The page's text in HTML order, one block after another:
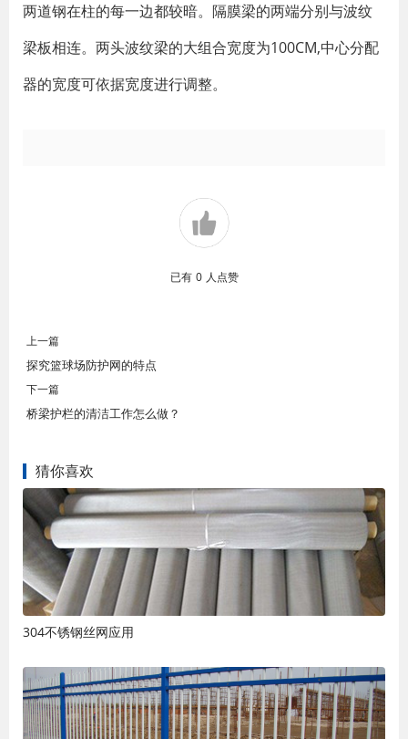
两道钢在柱的每一边都较暗。隔膜梁的两端分别与波纹
梁板相连。两头波纹梁的大组合宽度为100CM,中心分配
器的宽度可依据宽度进行调整。
已有 0 人点赞
上一篇
探究篮球场防护网的特点
下一篇
桥梁护栏的清洁工作怎么做？
猜你喜欢
304不锈钢丝网应用